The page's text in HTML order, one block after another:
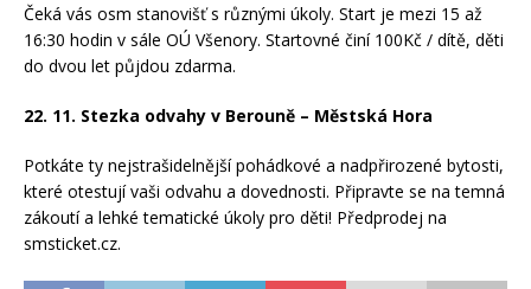
Čeká vás osm stanovišť s různými úkoly. Start je mezi 15 až
16:30 hodin v sále OÚ Všenory. Startovné činí 100Kč / dítě, děti
do dvou let půjdou zdarma.
22. 11. Stezka odvahy v Berouně – Městská Hora
Potkáte ty nejstrašidelnější pohádkové a nadpřirozené bytosti,
které otestují vaši odvahu a dovednosti. Připravte se na temná
zákoutí a lehké tematické úkoly pro děti! Předprodej na
smsticket.cz.